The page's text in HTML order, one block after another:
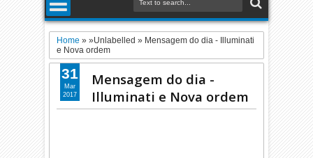
Home » »Unlabelled » Mensagem do dia - Illuminati
e Nova ordem
Mensagem do dia -
Illuminati e Nova ordem
31
Mar
2017